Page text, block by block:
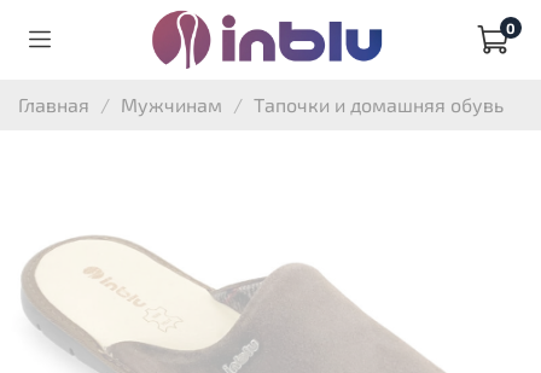
0
Главная Мужчинам Тапочки и домашняя обувь